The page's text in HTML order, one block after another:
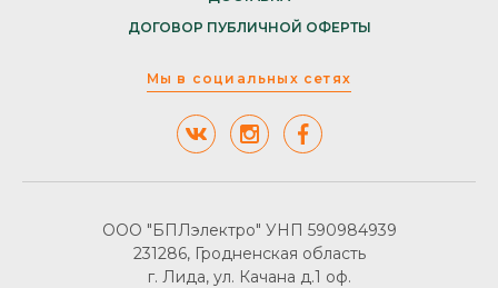
ДОГОВОР ПУБЛИЧНОЙ ОФЕРТЫ
Мы в социальных сетях
ООО "БПЛэлектро" УНП 590984939
231286, Гродненская область
г. Лида, ул. Качана д.1 оф.